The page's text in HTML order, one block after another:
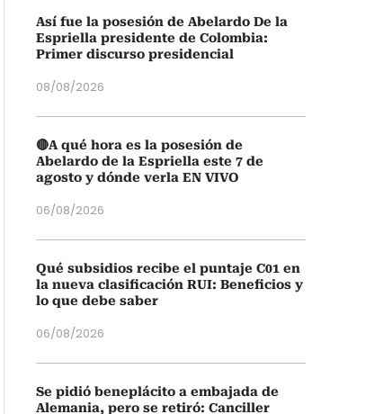
Así fue la posesión de Abelardo De la
Espriella presidente de Colombia:
Primer discurso presidencial
08/08/2026
🔴A qué hora es la posesión de
Abelardo de la Espriella este 7 de
agosto y dónde verla EN VIVO
06/08/2026
Qué subsidios recibe el puntaje C01 en
la nueva clasificación RUI: Beneficios y
lo que debe saber
06/08/2026
Se pidió beneplácito a embajada de
Alemania, pero se retiró: Canciller